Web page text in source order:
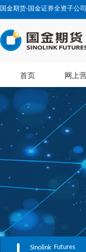
国金期货-国金证券全资子公司
首页 网上
Sinolink Futures